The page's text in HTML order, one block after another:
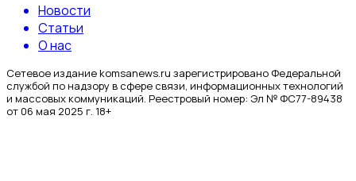
Новости
Статьи
О нас
Сетевое издание komsanews.ru зарегистрировано Федеральной
службой по надзору в сфере связи, информационных технологий
и массовых коммуникаций. Реестровый номер: Эл № ФС77-89438
от 06 мая 2025 г. 18+